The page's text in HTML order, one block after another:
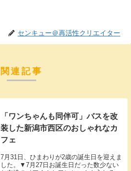
センキュー＠再活性クリエイター
関連記事
「ワンちゃんも同伴可」バスを改
装した新潟市西区のおしゃれなカ
フェ
7月31日、ひまわりが2歳の誕生日を迎えま
した。▼7月27日お誕生日だった数少ない